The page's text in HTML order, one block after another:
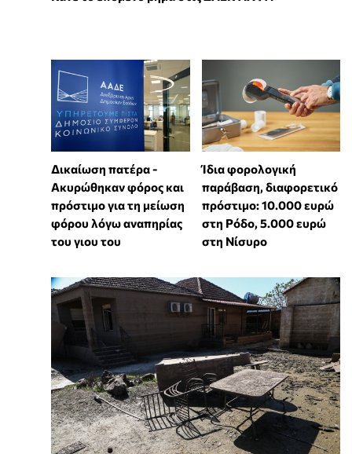
Δικαίωση πατέρα -
Ακυρώθηκαν φόρος και
πρόστιμο για τη μείωση
φόρου λόγω αναπηρίας
του γιου του
Ίδια φορολογική
παράβαση, διαφορετικό
πρόστιμο: 10.000 ευρώ
στη Ρόδο, 5.000 ευρώ
στη Νίσυρο